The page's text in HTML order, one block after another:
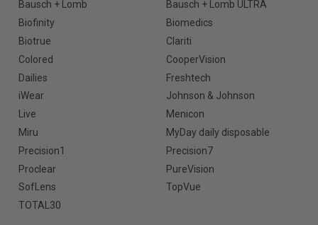
Bausch + Lomb
Bausch + Lomb ULTRA
Biofinity
Biomedics
Biotrue
Clariti
Colored
CooperVision
Dailies
Freshtech
iWear
Johnson & Johnson
Live
Menicon
Miru
MyDay daily disposable
Precision1
Precision7
Proclear
PureVision
SofLens
TopVue
TOTAL30